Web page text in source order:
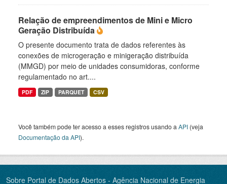
Relação de empreendimentos de Mini e Micro
Geração Distribuída
O presente documento trata de dados referentes às
conexões de microgeração e minigeração distribuída
(MMGD) por meio de unidades consumidoras, conforme
regulamentado no art....
PDF ZIP PARQUET CSV
Você também pode ter acesso a esses registros usando a API (veja
Documentação da API).
Sobre Portal de Dados Abertos - Agência Nacional de Energia